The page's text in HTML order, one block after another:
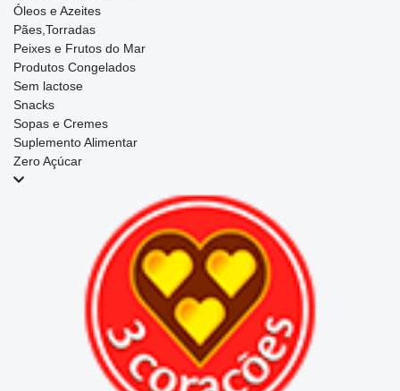
Óleos e Azeites
Pães,Torradas
Peixes e Frutos do Mar
Produtos Congelados
Sem lactose
Snacks
Sopas e Cremes
Suplemento Alimentar
Zero Açúcar